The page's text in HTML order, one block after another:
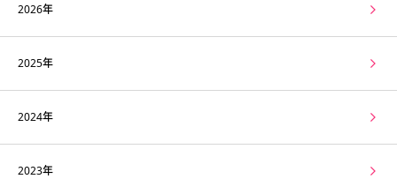
2026年
2025年
2024年
2023年